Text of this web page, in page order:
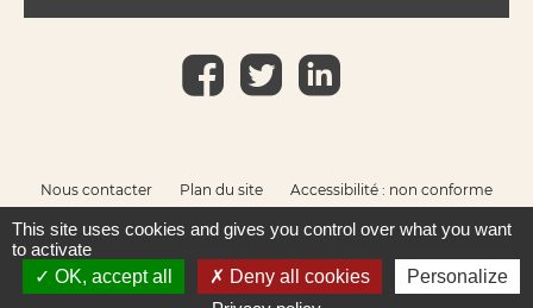
Nous contacter Plan du site
Accessibilité : non conforme
Réalisation
This site uses cookies and gives you control over what you want
to activate
OK, accept all
Deny all cookies
Personalize